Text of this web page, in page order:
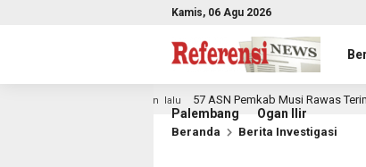
Kamis, 06 Agu 2026
Palembang Ogan Ilir
57 ASN Pemkab Musi Rawas Terima
Beranda Berita Investigasi